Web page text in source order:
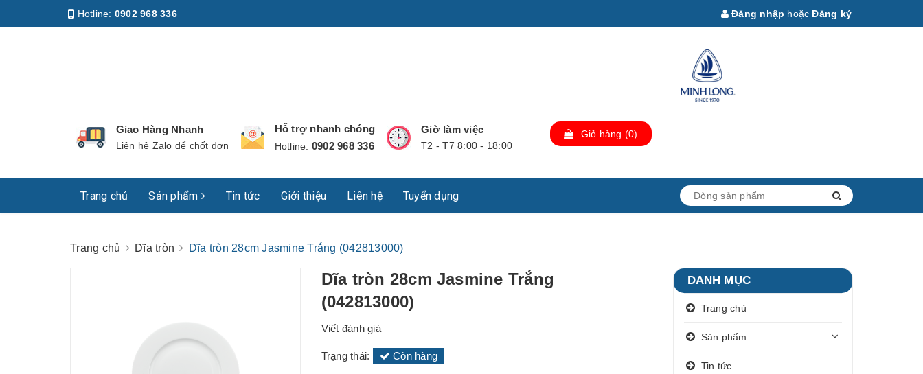
Hotline: 0902 968 336 Đăng nhập hoặc Đăng ký
Giao Hàng Nhanh
Liên hệ Zalo để chốt đơn
Hỗ trợ nhanh chóng
Hotline: 0902 968 336
Giờ làm việc
T2 - T7 8:00 - 18:00
Giỏ hàng (0)
Trang chủ Sản phẩm Tin tức Giới thiệu Liên hệ Tuyển dụng
Trang chủ Dĩa tròn Dĩa tròn 28cm Jasmine Trắng (042813000)
Dĩa tròn 28cm Jasmine Trắng
(042813000)
Viết đánh giá
Trạng thái: Còn hàng
DANH MỤC
Trang chủ
Sản phẩm
Tin tức